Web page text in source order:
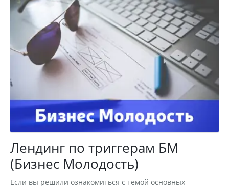
Лендинг по триггерам БМ
(Бизнес Молодость)
Если вы решили ознакомиться с темой основных